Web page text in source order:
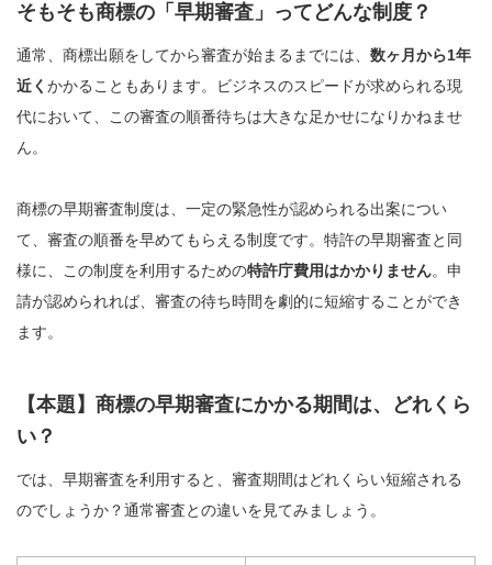
そもそも商標の「早期審査」ってどんな制度？
通常、商標出願をしてから審査が始まるまでには、 数ヶ月から1年
近く かかることもあります。ビジネスのスピードが求められる現
代において、この審査の順番待ちは大きな足かせになりかねませ
ん。
商標の早期審査制度は、一定の緊急性が認められる出案につい
て、審査の順番を早めてもらえる制度です。特許の早期審査と同
様に、この制度を利用するための特許庁費用はかかりません。申
請が認められれば、審査の待ち時間を劇的に短縮することができ
ます。
【本題】商標の早期審査にかかる期間は、どれくら
い？
では、早期審査を利用すると、審査期間はどれくらい短縮される
のでしょうか？通常審査との違いを見てみましょう。